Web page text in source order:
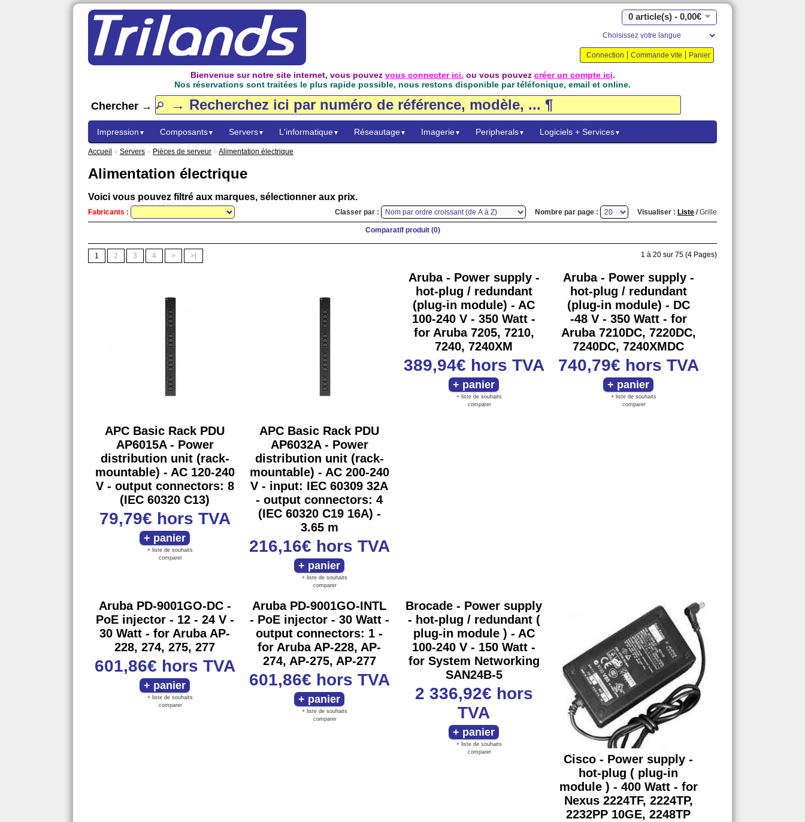
0 article(s) - 0,00€
Connection Commande vite Panier
Bienvenue sur notre site internet, vous pouvez vous connecter ici. ou vous pouvez créer un compte ici.
Nos réservations sont traitées le plus rapide possible, nous restons disponible par téléfonique, email et online.
Chercher →
Impression ▼ Composants▼ Servers▼ L'informatique▼ Réseautage▼ Imagerie▼ Peripherals▼ Logiciels + Services▼
Accueil » Servers » Pièces de serveur » Alimentation électrique
Alimentation électrique
Voici vous pouvez filtré aux marques, sélectionner aux prix.
Visualiser : Liste /Grille
Nombre par page :
Classer par :
Fabricants :
Comparatif produit (0)
1 2 3 4 > >| 1 à 20 sur 75 (4 Pages)
APC Basic Rack PDU
AP6015A - Power
distribution unit (rack-
mountable) - AC 120-240
V - output connectors: 8
(IEC 60320 C13)
79,79€ hors TVA
+ liste de souhaits
comparer
APC Basic Rack PDU
AP6032A - Power
distribution unit (rack-
mountable) - AC 200-240
V - input: IEC 60309 32A
- output connectors: 4
(IEC 60320 C19 16A) -
3.65 m
216,16€ hors TVA
+ liste de souhaits
comparer
Aruba - Power supply -
hot-plug / redundant
(plug-in module) - AC
100-240 V - 350 Watt -
for Aruba 7205, 7210,
7240, 7240XM
389,94€ hors TVA
+ liste de souhaits
comparer
Aruba - Power supply -
hot-plug / redundant
(plug-in module) - DC
-48 V - 350 Watt - for
Aruba 7210DC, 7220DC,
7240DC, 7240XMDC
740,79€ hors TVA
+ liste de souhaits
comparer
Aruba PD-9001GO-DC -
PoE injector - 12 - 24 V -
30 Watt - for Aruba AP-
228, 274, 275, 277
601,86€ hors TVA
+ liste de souhaits
comparer
Aruba PD-9001GO-INTL
- PoE injector - 30 Watt -
output connectors: 1 -
for Aruba AP-228, AP-
274, AP-275, AP-277
601,86€ hors TVA
+ liste de souhaits
comparer
Brocade - Power supply
- hot-plug / redundant (
plug-in module ) - AC
100-240 V - 150 Watt -
for System Networking
SAN24B-5
2 336,92€ hors
TVA
+ liste de souhaits
comparer
Cisco - Power supply -
hot-plug ( plug-in
module ) - 400 Watt - for
Nexus 2224TF, 2224TP,
2232PP 10GE, 2248TP